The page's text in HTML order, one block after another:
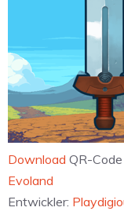
Download QR-Code
‎Evoland
Entwickler: